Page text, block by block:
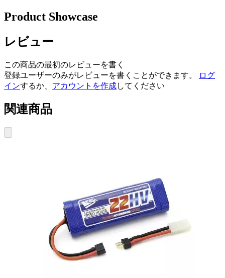
Product Showcase
レビュー
この商品の最初のレビューを書く
登録ユーザーのみがレビューを書くことができます。
ログ
インするか、 アカウントを作成してください
関連商品